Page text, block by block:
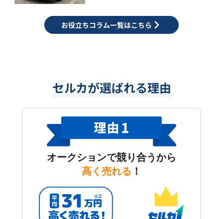
お役立ちコラム一覧はこちら
セルカが選ばれる理由
オークションで競り合うから
高く売れる ！